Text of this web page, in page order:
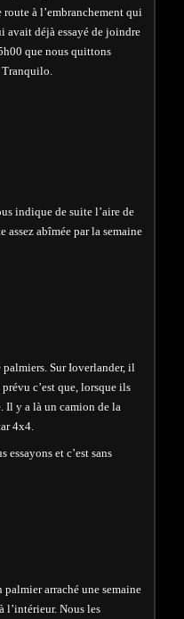
à l’embranchement qui
avait déjà essayé de joindre
que nous quittons
Tranquilo.
indique de suite l’aire de
abîmée par la semaine
palmiers. Sur Ioverlander, il
c’est que, lorsque ils
Il y a là un camion de la
4x4.
et c’est sans
arraché une semaine
l’intérieur. Nous les